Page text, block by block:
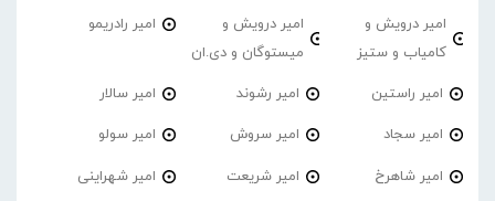
امیر درویش و
کامیاب و ستیز
امیر درویش و
میستوگان و دی.ان
امیر رادریمو
امیر راستین امیر رشوند امیر سالار
امیر سجاد امیر سروش امیر سولو
امیر شاهرخ امیر شریعت امیر شهراینی